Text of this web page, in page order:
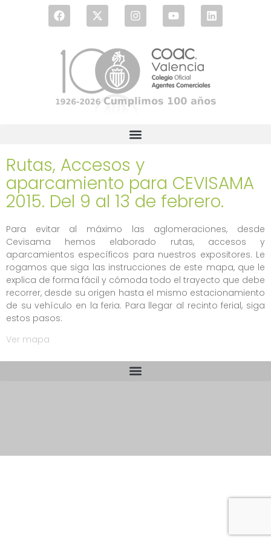
Rutas, Accesos y
aparcamiento para CEVISAMA
2015. Del 9 al 13 de febrero.
Para evitar al máximo las aglomeraciones, desde
Cevisama hemos elaborado rutas, accesos y
aparcamientos específicos para nuestros expositores. Le
rogamos que siga las instrucciones de este mapa, que le
explica de forma fácil y cómoda todo el trayecto que debe
recorrer, desde su origen hasta el mismo estacionamiento
de su vehículo en la feria. Para llegar al recinto ferial, siga
estos pasos:
Ver mapa